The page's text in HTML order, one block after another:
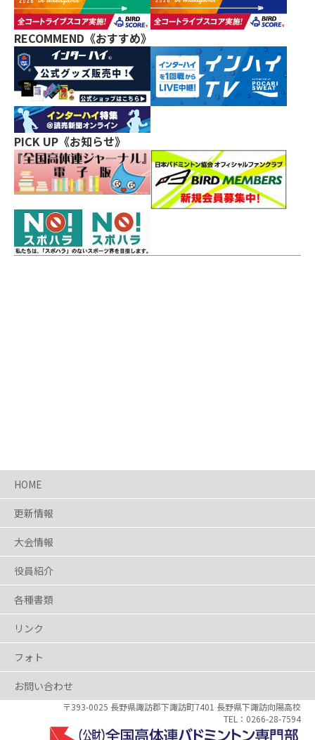
RECOMMEND《おすすめ》
PICK UP《お知らせ》
HOME
更新情報
大会情報
役員紹介
各種書類
リンク
フォト
お問い合わせ
〒393-0025 長野県諏訪郡下諏訪町7401 長野県下諏訪向陽高校
0266-28-7594